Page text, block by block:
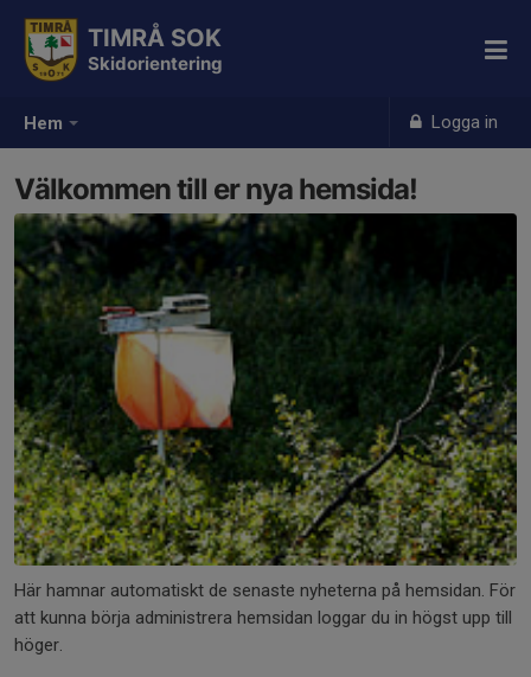
Hem Logga in
TIMRÅ SOK
Skidorientering
Välkommen till er nya hemsida!
Här hamnar automatiskt de senaste nyheterna på hemsidan. För
att kunna börja administrera hemsidan loggar du in högst upp till
höger.